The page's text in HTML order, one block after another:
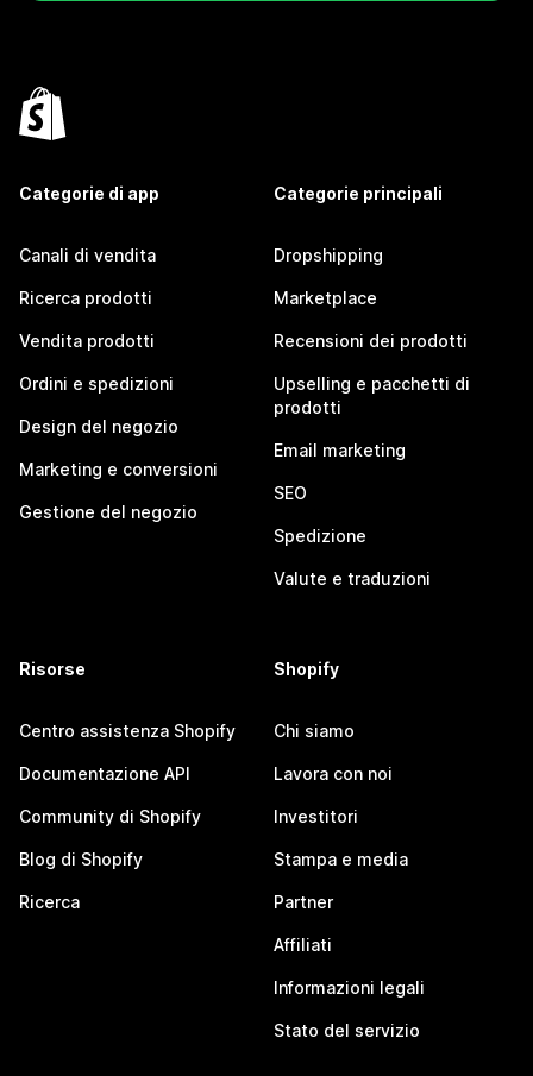
Categorie di app
Canali di vendita
Ricerca prodotti
Vendita prodotti
Ordini e spedizioni
Design del negozio
Marketing e conversioni
Gestione del negozio
Categorie principali
Dropshipping
Marketplace
Recensioni dei prodotti
Upselling e pacchetti di
prodotti
Email marketing
SEO
Spedizione
Valute e traduzioni
Risorse
Centro assistenza Shopify
Documentazione API
Community di Shopify
Blog di Shopify
Ricerca
Shopify
Chi siamo
Lavora con noi
Investitori
Stampa e media
Partner
Affiliati
Informazioni legali
Stato del servizio